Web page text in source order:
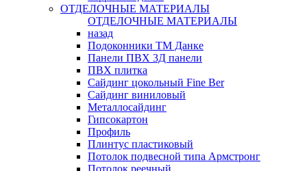
ОТДЕЛОЧНЫЕ МАТЕРИАЛЫ
ОТДЕЛОЧНЫЕ МАТЕРИАЛЫ
назад
Подоконники ТМ Данке
Панели ПВХ 3Д панели
ПВХ плитка
Сайдинг цокольный Fine Ber
Сайдинг виниловый
Металлосайдинг
Гипсокартон
Профиль
Плинтус пластиковый
Потолок подвесной типа Армстронг
Потолок реечный